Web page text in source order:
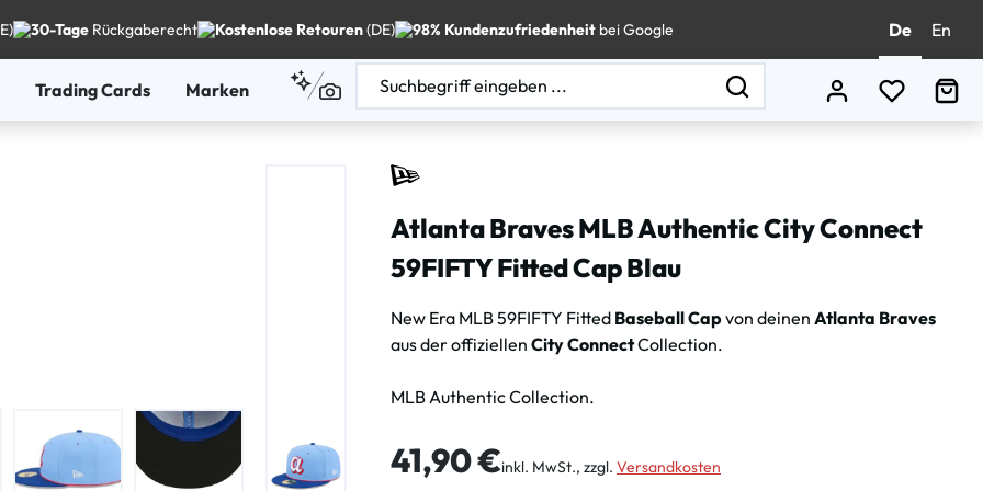
30-Tage Rückgaberecht Kostenlose Retouren(DE) 98% Kundenzufriedenheit bei Google De En
Du hast
Trading Cards Marken
Atlanta Braves MLB Authentic City Connect
59FIFTY Fitted Cap Blau
New Era MLB 59FIFTY Fitted Baseball Cap von deinen Atlanta Braves
aus der offiziellen City ConnectCollection.
MLB Authentic Collection.
Regulärer Preis:
41,90 €inkl. MwSt., zzgl. Versandkosten